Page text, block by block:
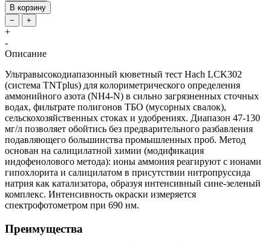
В корзину
−
+
+
-
Описание
Ультравысокодиапазонный кюветный тест Hach LCK302
(система TNTplus) для колориметрического определения
аммонийного азота (NH4-N) в сильно загрязненных сточных
водах, фильтрате полигонов ТБО (мусорных свалок),
сельскохозяйственных стоках и удобрениях. Диапазон 47-130
мг/л позволяет обойтись без предварительного разбавления
подавляющего большинства промышленных проб. Метод
основан на салицилатной химии (модификация
индофенолового метода): ионы аммония реагируют с ионами
гипохлорита и салицилатом в присутствии нитропруссида
натрия как катализатора, образуя интенсивный сине-зеленый
комплекс. Интенсивность окраски измеряется
спектрофотометром при 690 нм.
Преимущества